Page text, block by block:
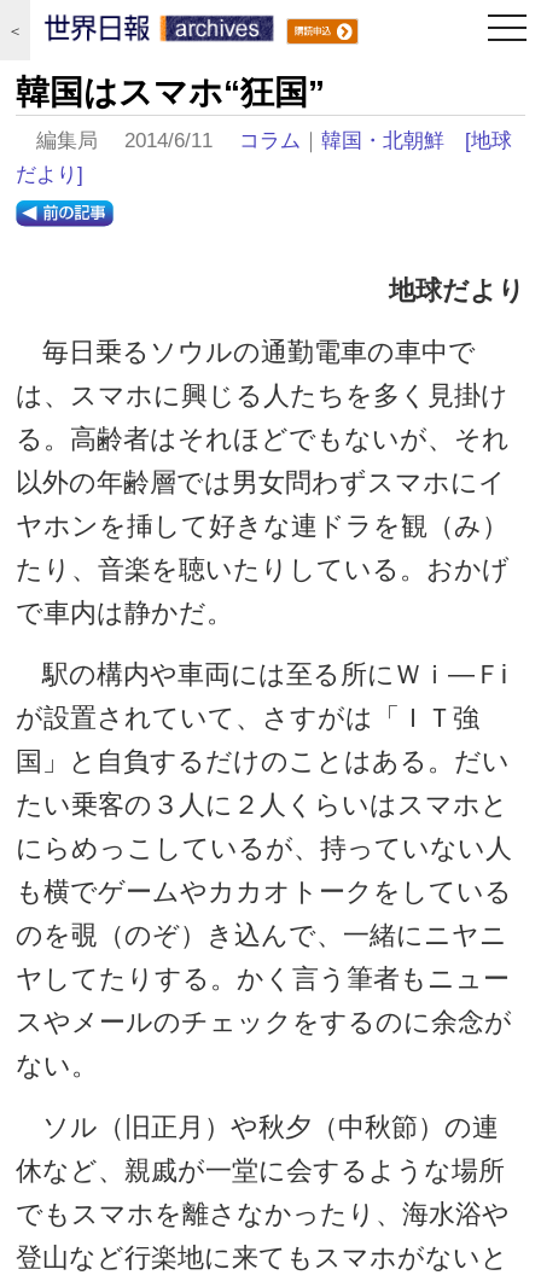
＜
韓国はスマホ“狂国”
編集局 2014/6/11 コラム ｜韓国・北朝鮮
[地球
だより]
地球だより
毎日乗るソウルの通勤電車の車中で
は、スマホに興じる人たちを多く見掛け
る。高齢者はそれほどでもないが、それ
以外の年齢層では男女問わずスマホにイ
ヤホンを挿して好きな連ドラを観（み）
たり、音楽を聴いたりしている。おかげ
で車内は静かだ。
駅の構内や車両には至る所にＷｉ―Ｆi
が設置されていて、さすがは「ＩＴ強
国」と自負するだけのことはある。だい
たい乗客の３人に２人くらいはスマホと
にらめっこしているが、持っていない人
も横でゲームやカカオトークをしている
のを覗（のぞ）き込んで、一緒にニヤニ
ヤしてたりする。かく言う筆者もニュー
スやメールのチェックをするのに余念が
ない。
ソル（旧正月）や秋夕（中秋節）の連
休など、親戚が一堂に会するような場所
でもスマホを離さなかったり、海水浴や
登山など行楽地に来てもスマホがないと